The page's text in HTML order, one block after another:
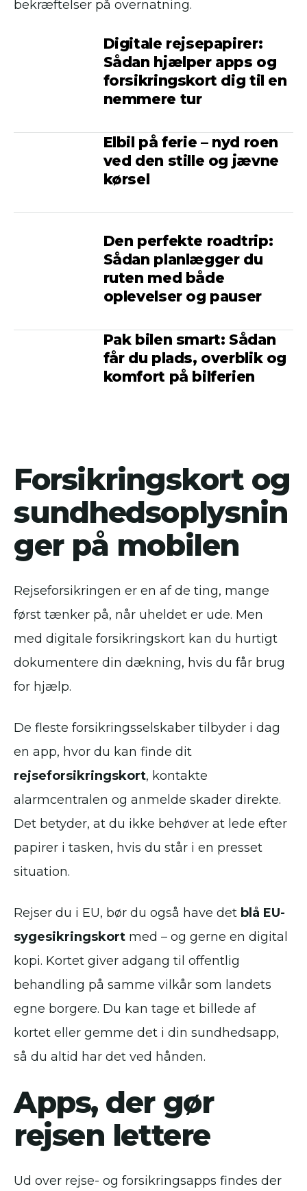
bekræftelser på overnatning.
Digitale rejsepapirer:
Sådan hjælper apps og
forsikringskort dig til en
nemmere tur
Elbil på ferie – nyd roen
ved den stille og jævne
kørsel
Den perfekte roadtrip:
Sådan planlægger du
ruten med både
oplevelser og pauser
Pak bilen smart: Sådan
får du plads, overblik og
komfort på bilferien
Forsikringskort og
sundhedsoplysnin
ger på mobilen
Rejseforsikringen er en af de ting, mange
først tænker på, når uheldet er ude. Men
med digitale forsikringskort kan du hurtigt
dokumentere din dækning, hvis du får brug
for hjælp.
De fleste forsikringsselskaber tilbyder i dag
en app, hvor du kan finde dit
rejseforsikringskort, kontakte
alarmcentralen og anmelde skader direkte.
Det betyder, at du ikke behøver at lede efter
papirer i tasken, hvis du står i en presset
situation.
Rejser du i EU, bør du også have det blå EU-
sygesikringskort med – og gerne en digital
kopi. Kortet giver adgang til offentlig
behandling på samme vilkår som landets
egne borgere. Du kan tage et billede af
kortet eller gemme det i din sundhedsapp,
så du altid har det ved hånden.
Apps, der gør
rejsen lettere
Ud over rejse- og forsikringsapps findes der